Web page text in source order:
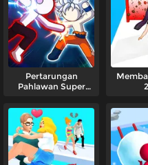
Pertarungan
Pahlawan Super